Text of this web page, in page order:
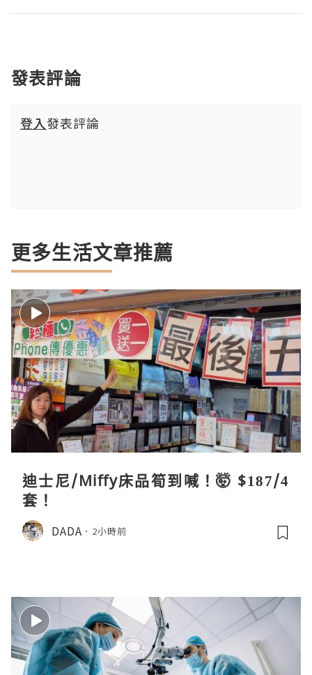
發表評論
登入發表評論
更多生活文章推薦
迪士尼/Miffy床品筍到喊！🤯 $187/4
套！
DADA 2小時前